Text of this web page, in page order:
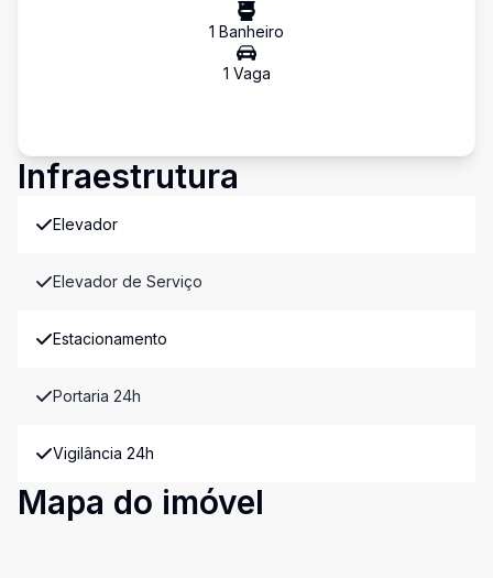
1 Banheiro
1 Vaga
Infraestrutura
Elevador
Elevador de Serviço
Estacionamento
Portaria 24h
Vigilância 24h
Mapa do imóvel